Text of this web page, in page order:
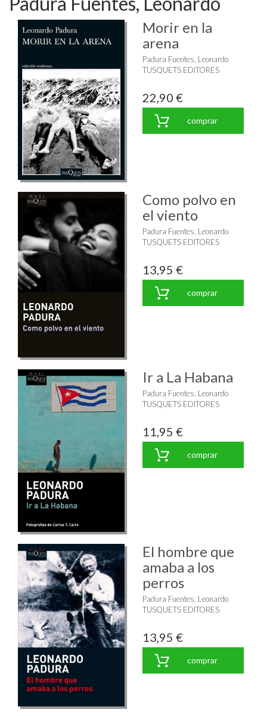
Morir en la
arena
Padura Fuentes, Leonardo
TUSQUETS EDITORES
22,90 €
comprar
Como polvo en
el viento
Padura Fuentes, Leonardo
TUSQUETS EDITORES
13,95 €
comprar
Ir a La Habana
Padura Fuentes, Leonardo
TUSQUETS EDITORES
11,95 €
comprar
El hombre que
amaba a los
perros
Padura Fuentes, Leonardo
TUSQUETS EDITORES
13,95 €
comprar